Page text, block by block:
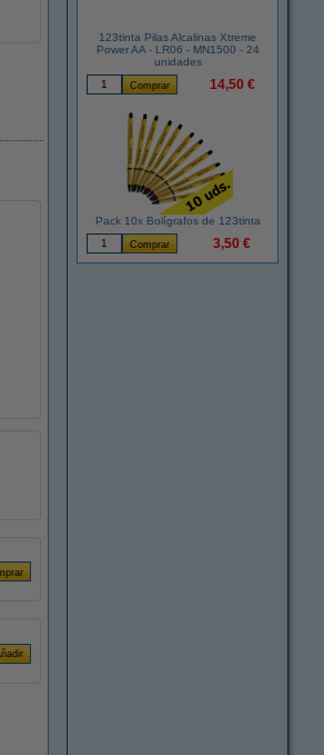
123tinta Pilas Alcalinas Xtreme
Power AA - LR06 - MN1500 - 24
unidades
14,50 €
Pack 10x Bolígrafos de 123tinta
3,50 €